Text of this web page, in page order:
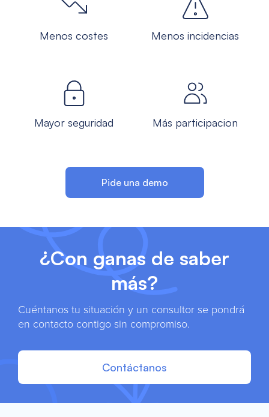
Menos costes Menos incidencias
Mayor seguridad Más participacion
Pide una demo
¿Con ganas de saber
más?
Cuéntanos tu situación y un consultor se pondrá
en contacto contigo sin compromiso.
Contáctanos